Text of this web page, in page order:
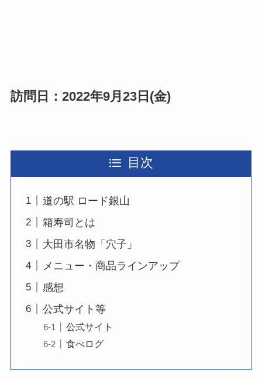
訪問日：2022年9月23日(金)
目次
道の駅 ロード銀山
箱寿司とは
大田市名物「穴子」
メニュー・商品ラインアップ
感想
公式サイト等
公式サイト
食べログ